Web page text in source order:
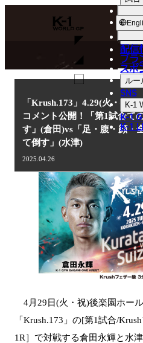
K-
WGP
ショ
ニ
配信
ブラ
スポ
ルー
SNS
K-1
K-1
K-1
ニュ
「Krush.173」4.29(火・祝)
コメント公開！「第1試合て
す」(倉田)vs「足・腹・顔・
て倒す」(水津)
2025.04.26
4月29日(火・祝)後楽園ホー
「Krush.173」の[第1試合/
1R］で対戦する倉田永輝と水